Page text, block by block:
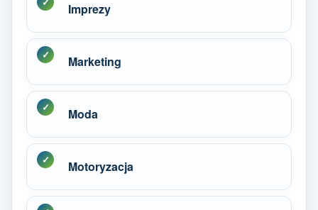
Imprezy
Marketing
Moda
Motoryzacja